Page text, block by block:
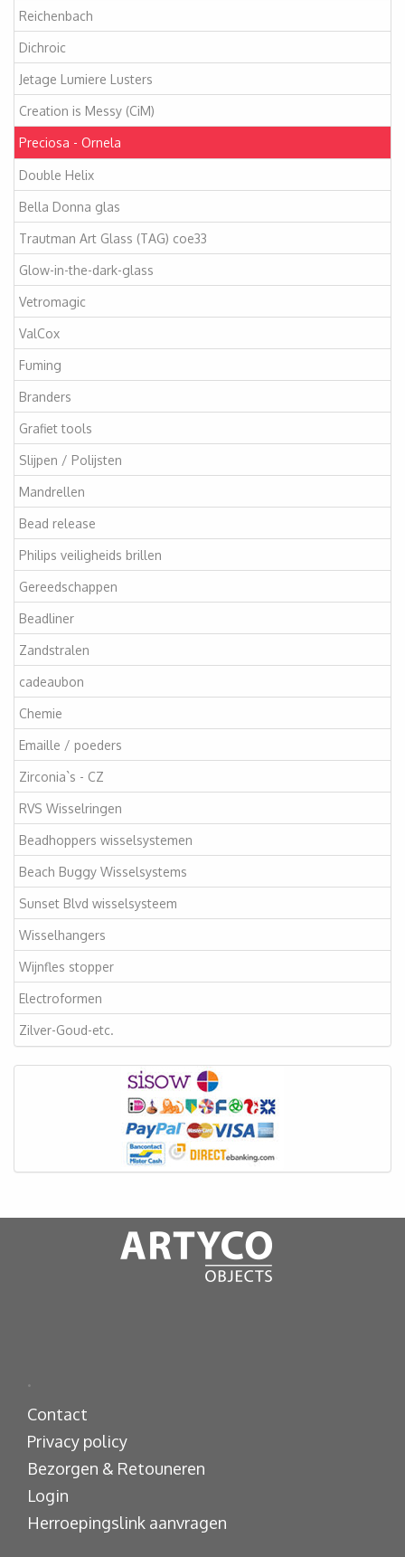
Reichenbach
Dichroic
Jetage Lumiere Lusters
Creation is Messy (CiM)
Preciosa - Ornela
Double Helix
Bella Donna glas
Trautman Art Glass (TAG) coe33
Glow-in-the-dark-glass
Vetromagic
ValCox
Fuming
Branders
Grafiet tools
Slijpen / Polijsten
Mandrellen
Bead release
Philips veiligheids brillen
Gereedschappen
Beadliner
Zandstralen
cadeaubon
Chemie
Emaille / poeders
Zirconia`s - CZ
RVS Wisselringen
Beadhoppers wisselsystemen
Beach Buggy Wisselsystems
Sunset Blvd wisselsysteem
Wisselhangers
Wijnfles stopper
Electroformen
Zilver-Goud-etc.
.
Contact
Privacy policy
Bezorgen & Retouneren
Login
Herroepingslink aanvragen